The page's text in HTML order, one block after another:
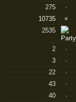
275
·
10735
×
2535
2 ·
3
·
22
·
43
·
40
·